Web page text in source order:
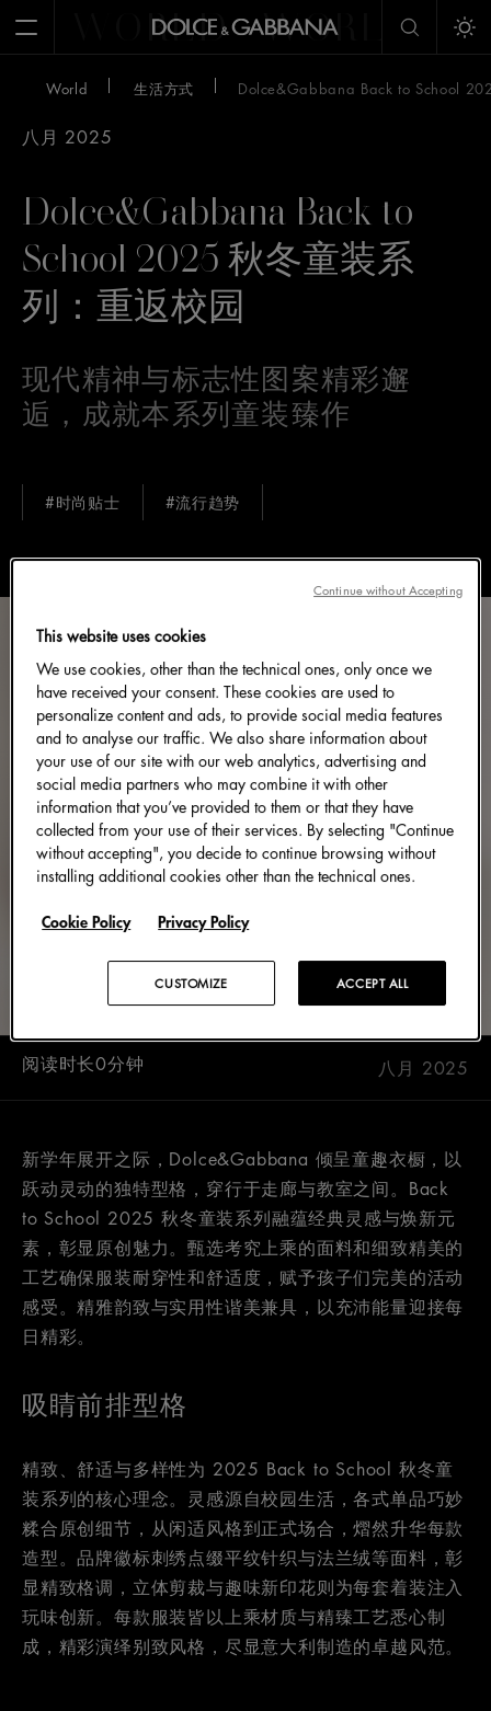
Open MenuWORLD WORLD
World 生活方式 Dolce&Gabbana Back to School
八月 2025
Dolce&Gabbana Back to
School 2025 秋冬童装系
列：重返校园
现代精神与标志性图案精彩邂
逅，成就本系列童装臻作
#时尚贴士 #流行趋势
八月 2025
阅读时长0分钟
新学年展开之际，Dolce&Gabbana 倾呈童趣衣橱，以
跃动灵动的独特型格，穿行于走廊与教室之间。Back
to School 2025 秋冬童装系列融蕴经典灵感与焕新元
素，彰显原创魅力。甄选考究上乘的面料和细致精美的
工艺确保服装耐穿性和舒适度，赋予孩子们完美的活动
感受。精雅韵致与实用性谐美兼具，以充沛能量迎接每
日精彩。
吸睛前排型格
精致、舒适与多样性为 2025 Back to School 秋冬童
装系列的核心理念。灵感源自校园生活，各式单品巧妙
糅合原创细节，从闲适风格到正式场合，熠然升华每款
造型。品牌徽标刺绣点缀平纹针织与法兰绒等面料，彰
显精致格调，立体剪裁与趣味新印花则为每套着装注入
玩味创新。每款服装皆以上乘材质与精臻工艺悉心制
成，精彩演绎别致风格，尽显意大利制造的卓越风范。
This website uses cookies
We use cookies, other than the technical ones, only once we
have received your consent. These cookies are used to
personalize content and ads, to provide social media features
and to analyse our traffic. We also share information about
your use of our site with our web analytics, advertising and
social media partners who may combine it with other
information that you’ve provided to them or that they have
collected from your use of their services. By selecting "Continue
without accepting", you decide to continue browsing without
installing additional cookies other than the technical ones.
Cookie Policy Privacy Policy
ACCEPT ALL
CUSTOMIZE
Continue without Accepting